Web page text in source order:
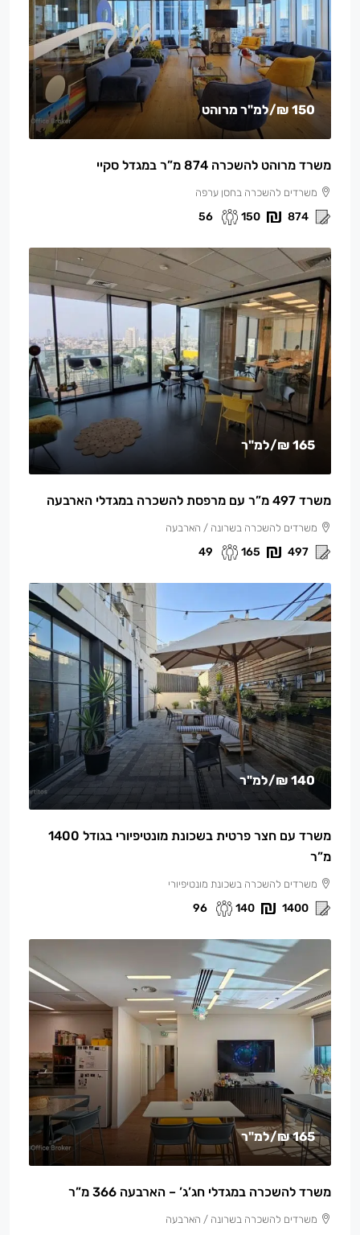
150 ₪ /למ"ר מרוהט
משרד מרוהט להשכרה 874 מ”ר במגדל סקיי
משרדים להשכרה בחסן ערפה
874
150
56
165 ₪ /למ"ר
משרד 497 מ”ר עם מרפסת להשכרה במגדלי הארבעה
משרדים להשכרה בשרונה / הארבעה
497
165
49
140 ₪ /למ"ר
משרד עם חצר פרטית בשכונת מונטיפיורי בגודל 1400
מ”ר
משרדים להשכרה בשכונת מונטיפיורי
1400
140
96
165 ₪ /למ"ר
משרד להשכרה במגדלי חג’ג’ – הארבעה 366 מ”ר
משרדים להשכרה בשרונה / הארבעה